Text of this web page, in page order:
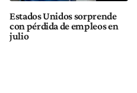
Estados Unidos sorprende
con pérdida de empleos en
julio